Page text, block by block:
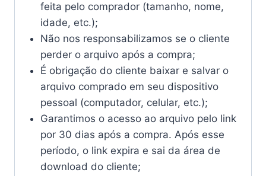
feita pelo comprador (tamanho, nome,
idade, etc.);
Não nos responsabilizamos se o cliente
perder o arquivo após a compra;
É obrigação do cliente baixar e salvar o
arquivo comprado em seu dispositivo
pessoal (computador, celular, etc.);
Garantimos o acesso ao arquivo pelo link
por 30 dias após a compra. Após esse
período, o link expira e sai da área de
download do cliente;